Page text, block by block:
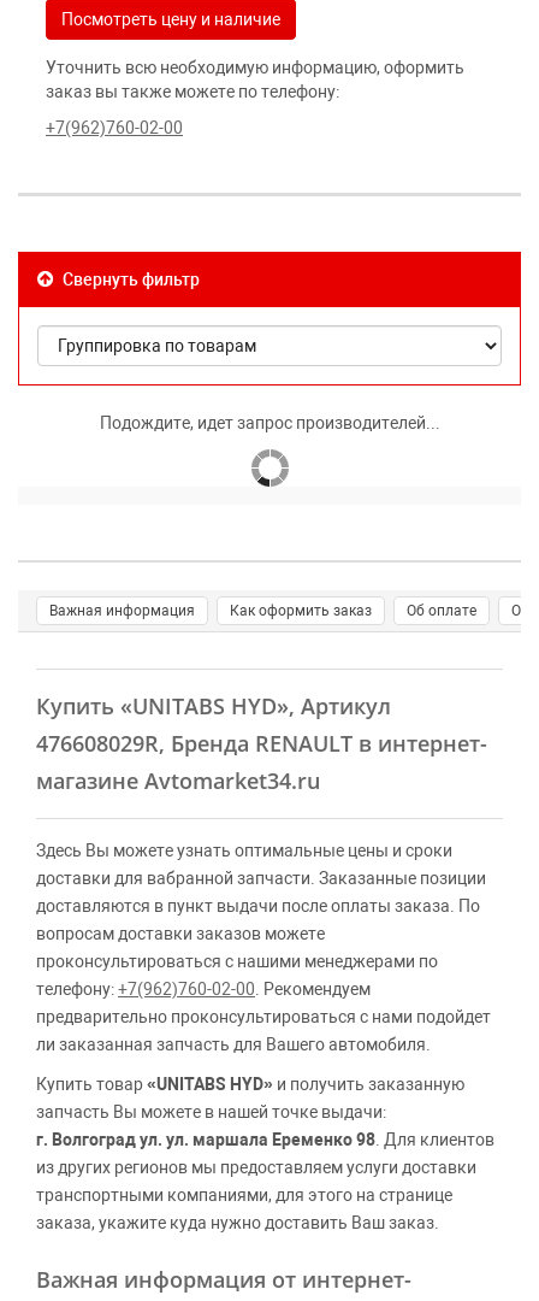
Посмотреть цену и наличие
Уточнить всю необходимую информацию, оформить
заказ вы также можете по телефону:
+7(962)760-02-00
Свернуть фильтр
Подождите, идет запрос производителей...
Важная информация Как оформить заказ Об оплате О
Купить «UNITABS HYD», Артикул
476608029R, Бренда RENAULT в интернет-
магазине Avtomarket34.ru
Здесь Вы можете узнать оптимальные цены и сроки
доставки для вабранной запчасти. Заказанные позиции
доставляются в пункт выдачи после оплаты заказа. По
вопросам доставки заказов можете
проконсультироваться с нашими менеджерами по
телефону:+7(962)760-02-00 . Рекомендуем
предварительно проконсультироваться с нами подойдет
ли заказанная запчасть для Вашего автомобиля.
Купить товар«UNITABS HYD» и получить заказанную
запчасть Вы можете в нашей точке выдачи:
г. Волгоград ул. ул. маршала Еременко 98 . Для клиентов
из других регионов мы предоставляем услуги доставки
транспортными компаниями, для этого на странице
заказа, укажите куда нужно доставить Ваш заказ.
Важная информация от интернет-